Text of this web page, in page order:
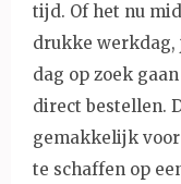
tijd. Of het nu
drukke werkdag,
dag op zoek
direct bestellen.
gemakkelijk
te schaffen op